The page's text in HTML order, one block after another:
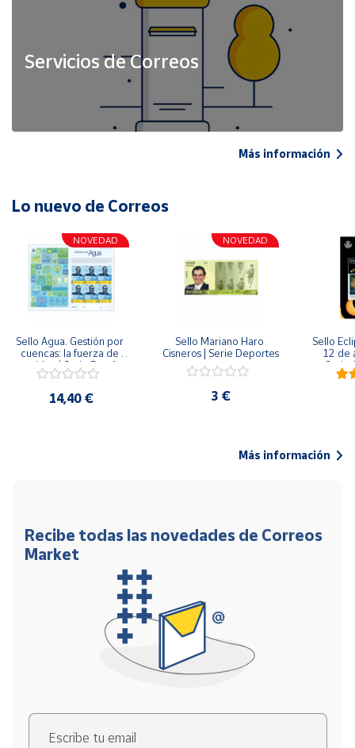
Servicios de Correos
Más información
Lo nuevo de Correos
NOVEDAD
Sello Agua. Gestión por
cuencas: la fuerza de
una idea.| Serie España
ES| Pliego Premium
14,40 €
NOVEDAD
Sello Mariano Haro
Cisneros | Serie Deportes
3 €
Sello
12 de
Serie
Más información
Recibe todas las novedades de Correos
Market
Escribe tu email